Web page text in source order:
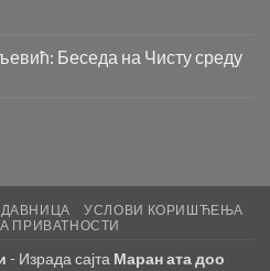
Беседа на Чисту среду
УСЛОВИ КОРИШЋЕЊА
ПРИВАТНОСТИ
- Израда сајта Маран ата доо